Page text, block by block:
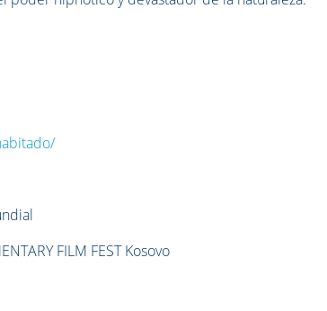
FILM FEST Kosovo